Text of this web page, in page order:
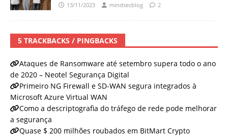
13/11/2023 mindsecblog 2
5 TRACKBACKS / PINGBACKS
Ataques de Ransomware até setembro supera todo o ano
de 2020 – Neotel Segurança Digital
Primeiro NG Firewall e SD-WAN segura integrados à
Microsoft Azure Virtual WAN
Como a descriptografia do tráfego de rede pode melhorar
a segurança
Quase $ 200 milhões roubados em BitMart Crypto